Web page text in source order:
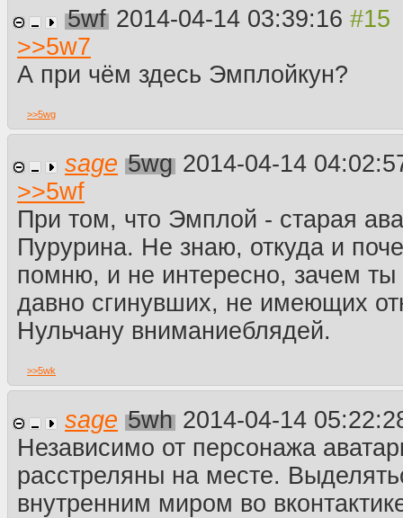
5wf 2014-04-14 03:39:16
>>5w7
А при чём здесь Эмплойкун?
>>5wg
sage 5wg 2014-04-14
>>5wf
При том, что Эмплой - старая
Пурурина. Не знаю, откуда и
помню, и не интересно, зачем
давно сгинувших, не имеющих
Нульчану вниманиеблядей.
>>5wk
sage 5wh 2014-04-14
Независимо от персонажа
расстреляны на месте.
внутренним миром во